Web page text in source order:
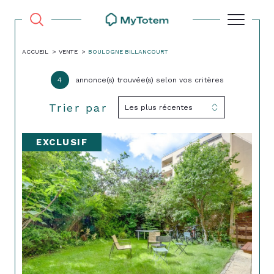
ACCUEIL VENTE BOULOGNE BILLANCOURT
4 annonce(s) trouvée(s) selon vos critères
Trier par Les plus récentes
EXCLUSIF